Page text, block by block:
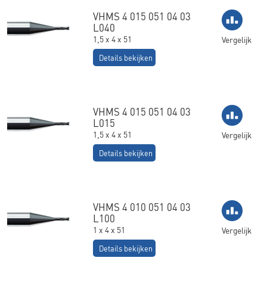
VHMS 4 015 051 04 03
L040
1,5 x 4 x 51
Details bekijken
Vergelijk
VHMS 4 015 051 04 03
L015
1,5 x 4 x 51
Details bekijken
Vergelijk
VHMS 4 010 051 04 03
L100
1 x 4 x 51
Details bekijken
Vergelijk